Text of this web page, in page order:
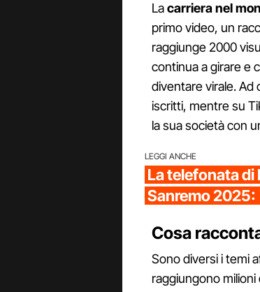
Lacarriera nel
primo video, un
raggiunge 2000
continua a girare e
diventare virale. Ad
iscritti, mentre su
la sua società con
LEGGI ANCHE
La telefonata di
Sanremo
Cosa
Sono diversi i temi
raggiungono milioni